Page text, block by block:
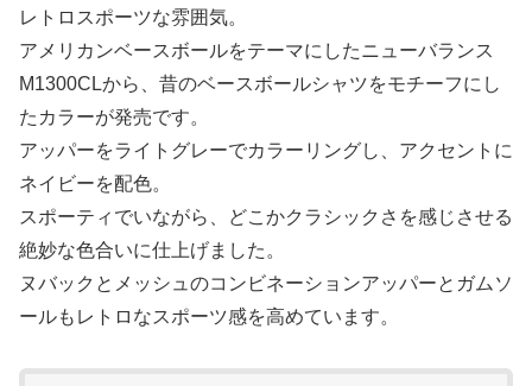
レトロスポーツな雰囲気。
アメリカンベースボールをテーマにしたニューバランス
M1300CLから、昔のベースボールシャツをモチーフにし
たカラーが発売です。
アッパーをライトグレーでカラーリングし、アクセントに
ネイビーを配色。
スポーティでいながら、どこかクラシックさを感じさせる
絶妙な色合いに仕上げました。
ヌバックとメッシュのコンビネーションアッパーとガムソ
ールもレトロなスポーツ感を高めています。